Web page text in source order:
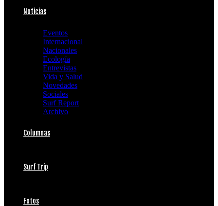
Noticias
Eventos
Internacional
Nacionales
Ecología
Entrevistas
Vida y Salud
Novedades
Sociales
Surf Report
Archivo
Columnas
Surf Trip
Fotos